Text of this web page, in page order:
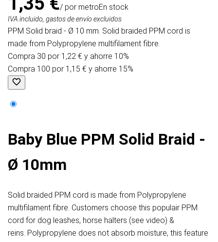
/ por metroEn stock
IVA incluido, gastos de envío excluidos
PPM Solid braid - Ø 10 mm. Solid braided PPM cord is
made from Polypropylene multifilament fibre.
Compra 30 por 1,22 € y ahorre 10%
Compra 100 por 1,15 € y ahorre 15%
Baby Blue PPM Solid Braid -
Ø 10mm
Solid braided PPM cord is made from Polypropylene
multifilament fibre. Customers choose this populair PPM
cord for dog leashes, horse halters (see video) &
reins. Polypropylene does not absorb moisture, this feature